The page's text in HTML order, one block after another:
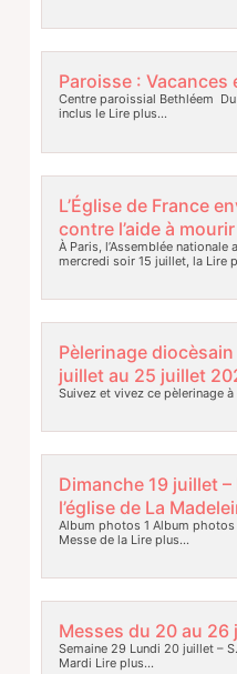
Paroisse : Vacances
Centre paroissial Bethléem
inclus leLire plus…
L’Église de France
contre l’aide à mourir
À Paris, l’Assemblée nationale
mercredi soir 15 juillet, laLire
Pèlerinage
juillet au 25 juillet
Suivez et vivez ce pèlerinage
Dimanche 19 juillet
l’église de La
Album photos 1 Album
Messe de laLire plus…
Messes du 20 au 26
Semaine 29 Lundi 20 juillet –
Mardi Lire plus…